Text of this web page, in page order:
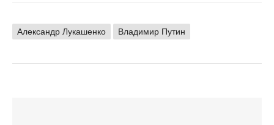
Александр Лукашенко Владимир Путин